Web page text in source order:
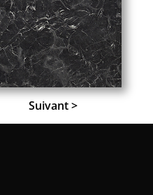
Suivant >